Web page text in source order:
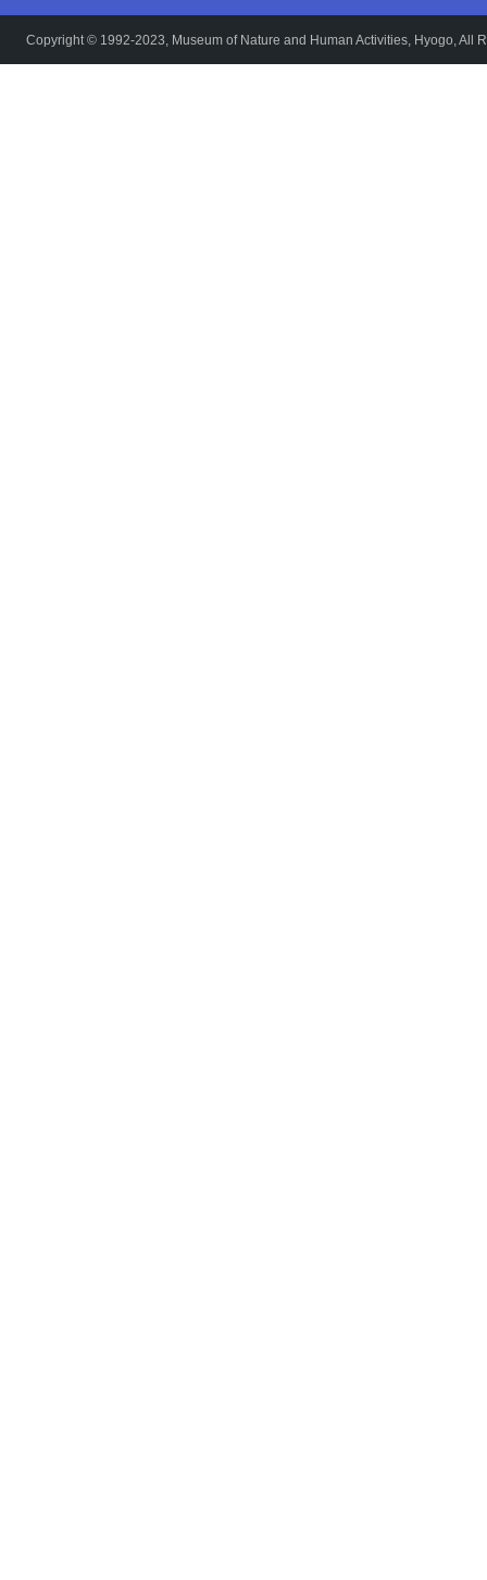
Copyright © 1992-2023, Museum of Nature and Human Activities, Hyogo, All